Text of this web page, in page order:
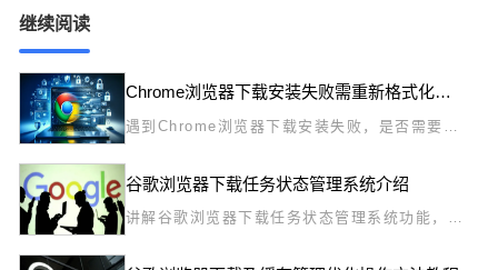
继续阅读
Chrome浏览器下载安装失败需重新格式化系统吗
遇到Chrome浏览器下载安装失败，是否需要重
新格式化系统？本文分析实际需求及替代解决方
案。
谷歌浏览器下载任务状态管理系统介绍
讲解谷歌浏览器下载任务状态管理系统功能，帮
助用户实时监控和同步下载任务状态。